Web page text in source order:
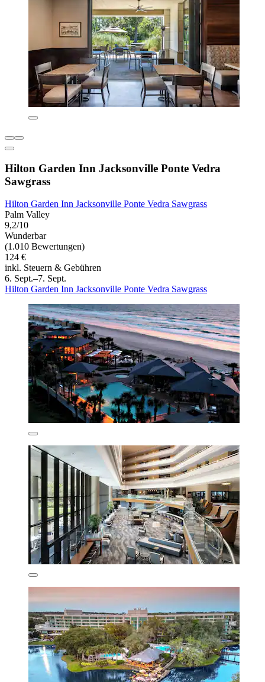
Hilton Garden Inn Jacksonville Ponte Vedra
Sawgrass
Hilton Garden Inn Jacksonville Ponte Vedra Sawgrass
Palm Valley
9,2/10
Wunderbar
(1.010 Bewertungen)
124 €
inkl. Steuern & Gebühren
6. Sept.–7. Sept.
Hilton Garden Inn Jacksonville Ponte Vedra Sawgrass